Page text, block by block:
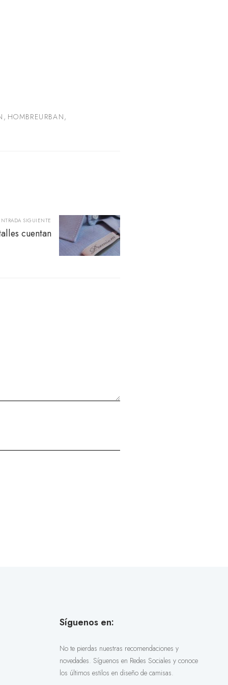
, HOMBREURBAN,
SIGUIENTE
cuentan
Síguenos en:
No te pierdas nuestras recomendaciones y
novedades. Síguenos en Redes Sociales y conoce
los últimos estilos en diseño de camisas.